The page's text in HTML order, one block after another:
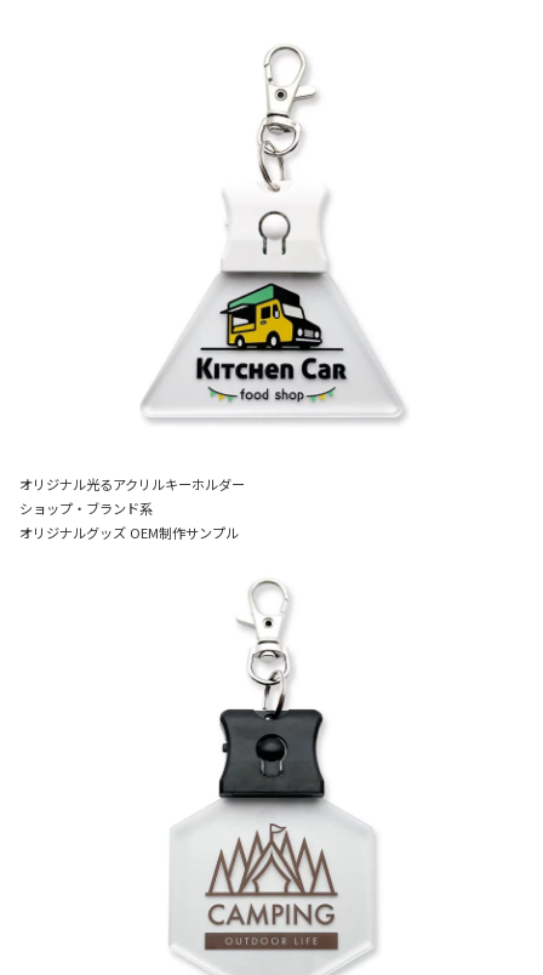
オリジナル光るアクリルキーホルダー
ショップ・ブランド系
オリジナルグッズ OEM制作サンプル